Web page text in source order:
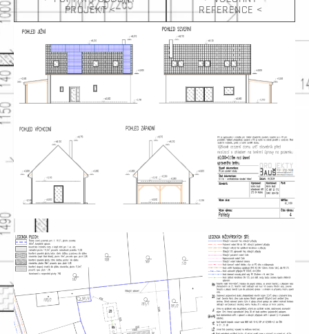
PROJEKT < REFERENCE <